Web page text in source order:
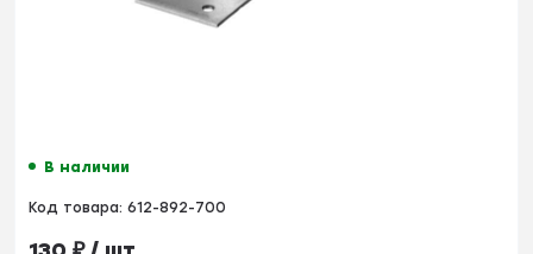
В наличии
Код товара: 612-892-700